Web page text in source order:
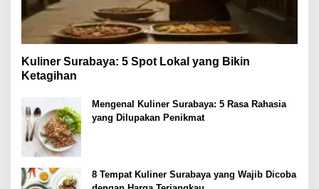
Kuliner Surabaya: 5 Spot Lokal yang Bikin
Ketagihan
Mengenal Kuliner Surabaya: 5 Rasa Rahasia
yang Dilupakan Penikmat
8 Tempat Kuliner Surabaya yang Wajib Dicoba